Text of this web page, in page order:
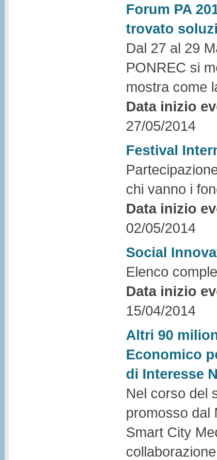
Forum PA
trovato
Dal 27 al 29
PONREC si
mostra come
Data inizio
27/05/2014
Festival
chi vanno i
Data inizio
02/05/2014
Social
Elenco
Data inizio
15/04/2014
Altri 90
Economico
di Interesse
Nel corso del
promosso dal
Smart City